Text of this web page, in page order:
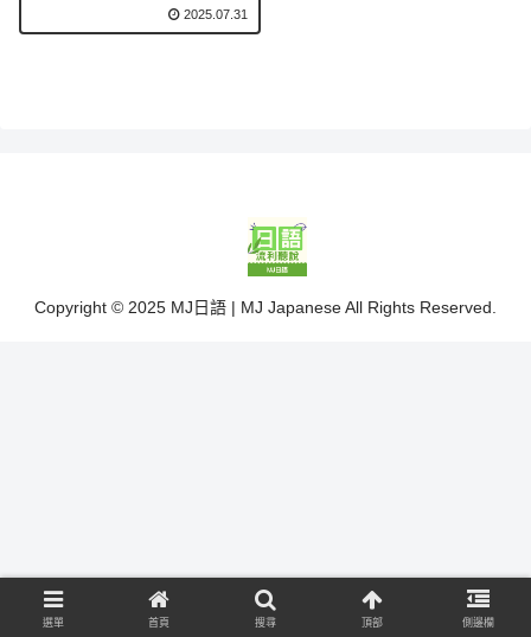
2025.07.31
Copyright © 2025 MJ日語 | MJ Japanese All Rights Reserved.
選單 首頁 搜尋 頂部 側邊欄